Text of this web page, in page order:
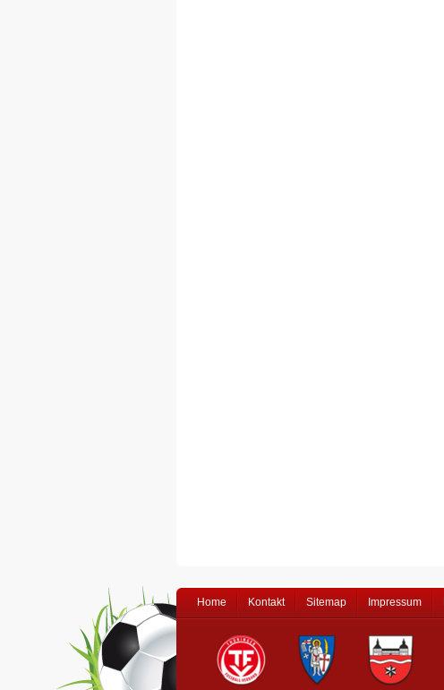
Home Kontakt Sitemap Impressum